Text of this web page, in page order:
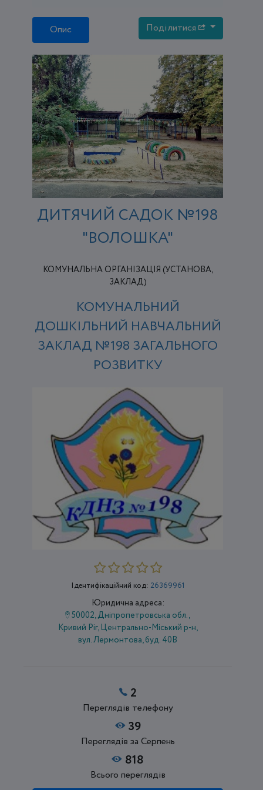
Опис Поділитися
ДИТЯЧИЙ САДОК №198
"ВОЛОШКА"
КОМУНАЛЬНА ОРГАНІЗАЦІЯ (УСТАНОВА,
ЗАКЛАД)
КОМУНАЛЬНИЙ
ДОШКІЛЬНИЙ НАВЧАЛЬНИЙ
ЗАКЛАД №198 ЗАГАЛЬНОГО
РОЗВИТКУ
Ідентифікаційний код: 26369961
Юридична адреса:
50002, Дніпропетровська обл.,
Кривий Ріг, Центрально-Міський р-н,
вул. Лермонтова, буд. 40В
2
Переглядів телефону
39
Переглядів за Серпень
818
Всього переглядів